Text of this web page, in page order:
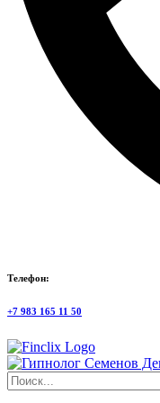
Телефон:
+7 983 165 11 50